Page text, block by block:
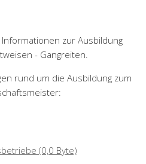
zur Ausbildung
- Gangreiten.
rund um die Ausbildung zum
(0,0 Byte)